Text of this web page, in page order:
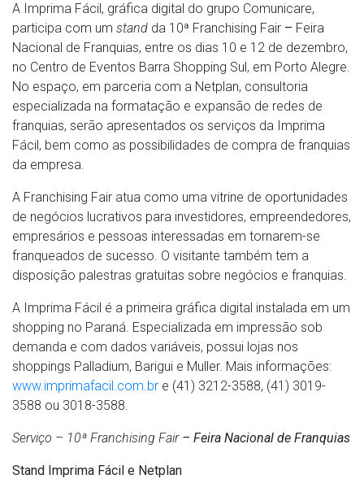
A Imprima Fácil, gráfica digital do grupo Comunicare,
participa com um stand da 10ª Franchising Fair – Feira
Nacional de Franquias, entre os dias 10 e 12 de dezembro,
no Centro de Eventos Barra Shopping Sul, em Porto Alegre.
No espaço, em parceria com a Netplan, consultoria
especializada na formatação e expansão de redes de
franquias, serão apresentados os serviços da Imprima
Fácil, bem como as possibilidades de compra de franquias
da empresa.
A Franchising Fair atua como uma vitrine de oportunidades
de negócios lucrativos para investidores, empreendedores,
empresários e pessoas interessadas em tornarem-se
franqueados de sucesso. O visitante também tem a
disposição palestras gratuitas sobre negócios e franquias.
A Imprima Fácil é a primeira gráfica digital instalada em um
shopping no Paraná. Especializada em impressão sob
demanda e com dados variáveis, possui lojas nos
shoppings Palladium, Barigui e Muller. Mais informações:
www.imprimafacil.com.br e (41) 3212-3588, (41) 3019-
3588 ou 3018-3588.
Serviço – 10ª Franchising Fair – Feira Nacional de Franquias
Stand Imprima Fácil e Netplan